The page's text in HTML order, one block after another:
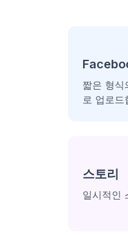
짧은 형
로 업로드
스토리
일시적인